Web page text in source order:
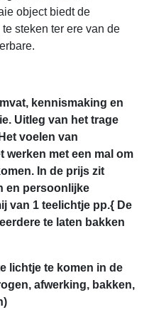
object biedt de
steken ter ere van de
kennismaking en
Uitleg van het trage
voelen van
werken met een mal om
In de prijs zit
en persoonlijke
van 1 teelichtje pp.{ De
te laten bakken
lichtje te komen in de
afwerking, bakken,